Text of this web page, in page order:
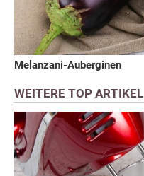
Melanzani-Auberginen
WEITERE TOP ARTIKEL